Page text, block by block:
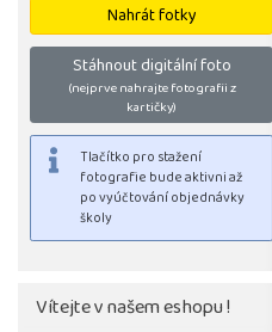
Nahrát fotky
Stáhnout digitální foto
(nejprve nahrajte fotografii z
kartičky)
Vítejte v našem eshopu !